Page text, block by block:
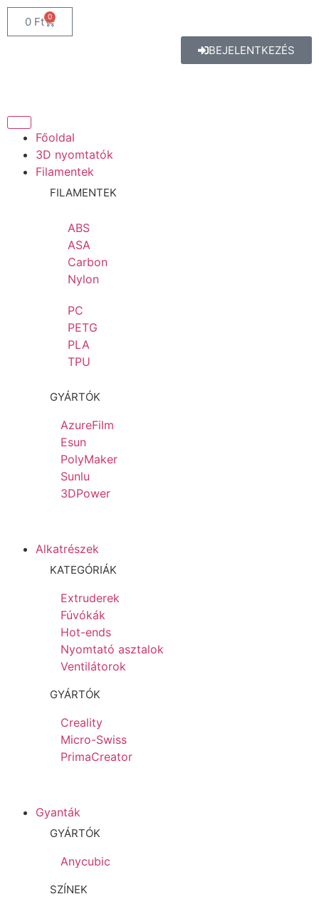
0 Ft 0
BEJELENTKEZÉS
Főoldal
3D nyomtatók
Filamentek
FILAMENTEK
ABS
ASA
Carbon
Nylon
PC
PETG
PLA
TPU
GYÁRTÓK
AzureFilm
Esun
PolyMaker
Sunlu
3DPower
Alkatrészek
KATEGÓRIÁK
Extruderek
Fúvókák
Hot-ends
Nyomtató asztalok
Ventilátorok
GYÁRTÓK
Creality
Micro-Swiss
PrimaCreator
Gyanták
GYÁRTÓK
Anycubic
SZÍNEK